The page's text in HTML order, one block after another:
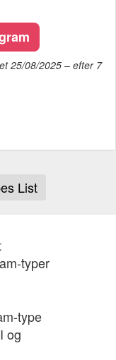
25/08/2025 – efter 7
List
typer
type
og